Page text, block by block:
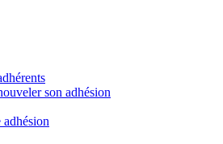
son adhésion